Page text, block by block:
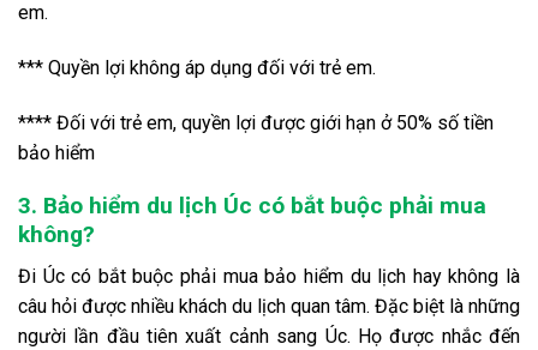
em.
*** Quyền lợi không áp dụng đối với trẻ em.
**** Đối với trẻ em, quyền lợi được giới hạn ở 50% số tiền
bảo hiểm
3. Bảo hiểm du lịch Úc có bắt buộc phải mua
không?
Đi Úc có bắt buộc phải mua bảo hiểm du lịch hay không là
câu hỏi được nhiều khách du lịch quan tâm. Đặc biệt là những
người lần đầu tiên xuất cảnh sang Úc. Họ được nhắc đến